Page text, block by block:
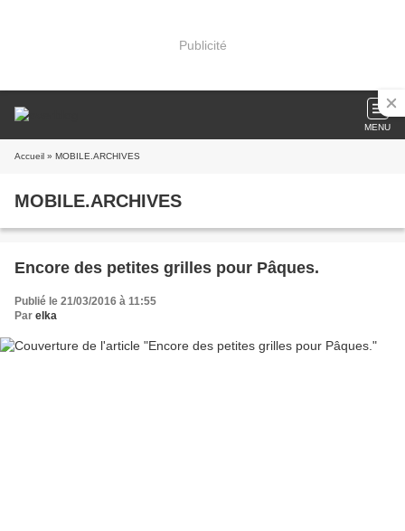
Publicité
MENU
Accueil » MOBILE.ARCHIVES
MOBILE.ARCHIVES
Encore des petites grilles pour Pâques.
Publié le 21/03/2016 à 11:55
Par elka